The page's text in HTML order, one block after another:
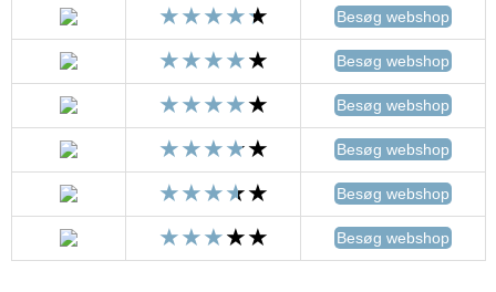
Besøg webshop
Besøg webshop
Besøg webshop
Besøg webshop
Besøg webshop
Besøg webshop